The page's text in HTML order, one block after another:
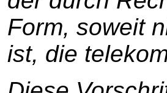
Form, soweit
ist, die